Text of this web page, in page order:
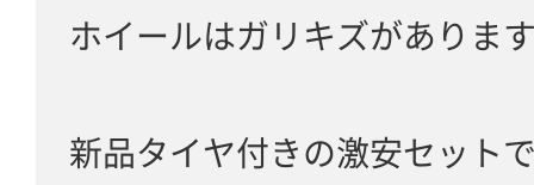
ホイールはガリキズがありま
新品タイヤ付きの激安セット